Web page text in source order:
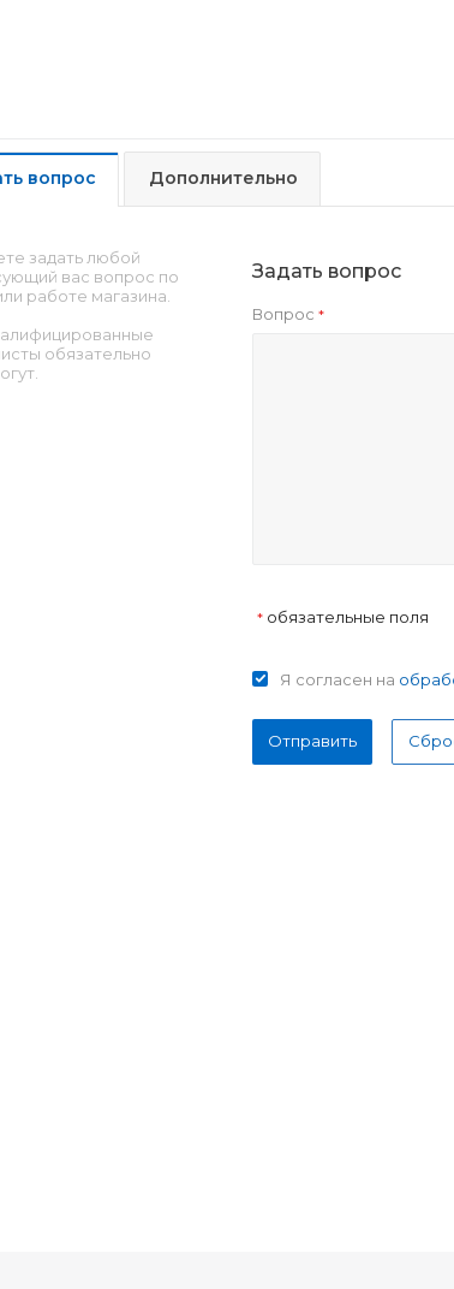
вопрос Дополнительно
задать любой
вас вопрос по
работе магазина.
обязательно
Задать вопрос
Вопрос *
*обязательные поля
Я согласен на
Отправить